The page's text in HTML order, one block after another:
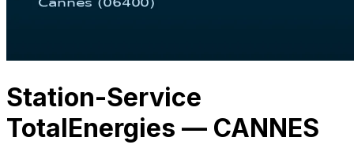
Station-Service
TotalEnergies — CANNES